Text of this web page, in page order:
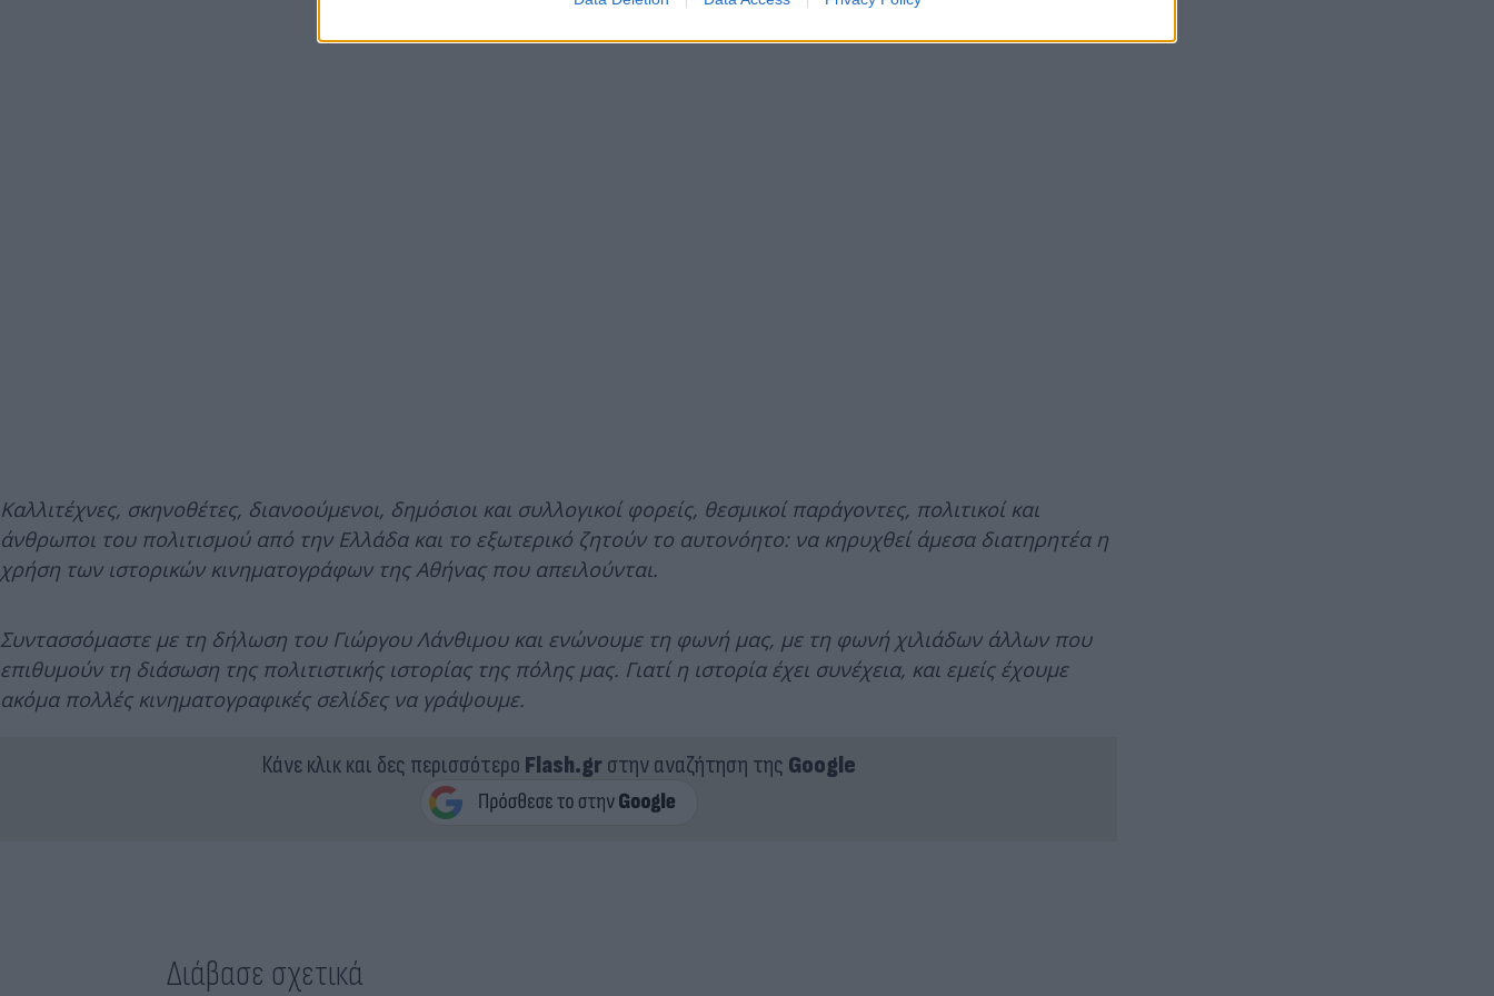
Καλλιτέχνες, σκηνοθέτες, διανοούμενοι, δημόσιοι και συλλογικοί φορείς, θεσμικοί παράγοντες, πολιτικοί και
άνθρωποι του πολιτισμού από την Ελλάδα και το εξωτερικό ζητούν το αυτονόητο: να κηρυχθεί άμεσα διατηρητέα η
χρήση των ιστορικών κινηματογράφων της Αθήνας που απειλούνται.
Συντασσόμαστε με τη δήλωση του Γιώργου Λάνθιμου και ενώνουμε τη φωνή μας, με τη φωνή χιλιάδων άλλων που
επιθυμούν τη διάσωση της πολιτιστικής ιστορίας της πόλης μας. Γιατί η ιστορία έχει συνέχεια, και εμείς έχουμε
ακόμα πολλές κινηματογραφικές σελίδες να γράψουμε.
Κάνε κλικ και δες περισσότερο Flash.grστην αναζήτηση της Google
Διάβασε σχετικά